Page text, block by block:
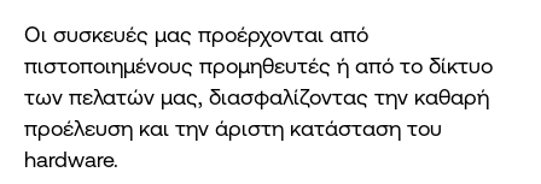
Οι συσκευές μας προέρχονται από
πιστοποιημένους προμηθευτές ή από το δίκτυο
των πελατών μας, διασφαλίζοντας την καθαρή
προέλευση και την άριστη κατάσταση του
hardware.